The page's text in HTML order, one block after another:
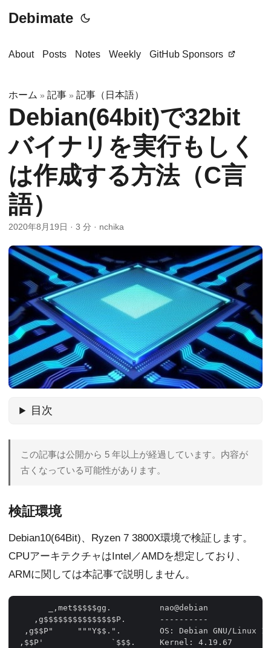
Debimate
About Posts Notes Weekly GitHub Sponsors
ホーム » 記事 » 記事（日本語）
Debian(64bit)で32bit
バイナリを実行もしく
は作成する方法（C言
語）
2020年8月19日 · 3 分 · nchika
目次
この記事は公開から 5 年以上が経過しています。内容が
古くなっている可能性があります。
検証環境
Debian10(64Bit)、Ryzen 7 3800X環境で検証します。
CPUアーキテクチャはIntel／AMDを想定しており、
ARMに関しては本記事で説明しません。
       _,met$$$$$gg.          nao@debian
    ,g$$$$$$$$$$$$$$$P.       ----------
,g$$P"     """Y$$.".        OS: Debian GNU/Linux
,$$P'              `$$$.     Kernel: 4.19.67